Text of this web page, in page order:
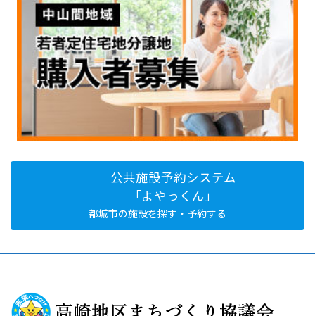
公共施設予約システム
「よやっくん」
都城市の施設を探す・予約する